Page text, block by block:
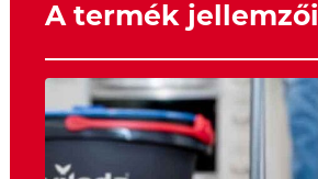
A termék jellemzői